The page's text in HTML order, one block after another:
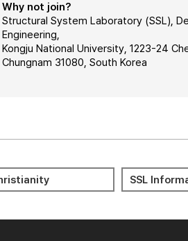
Why not join?
Structural System Laboratory (SSL),
Engineering,
Kongju National University, 1223-24
Chungnam 31080, South Korea
명상
성경
SSL
Journal
Reports